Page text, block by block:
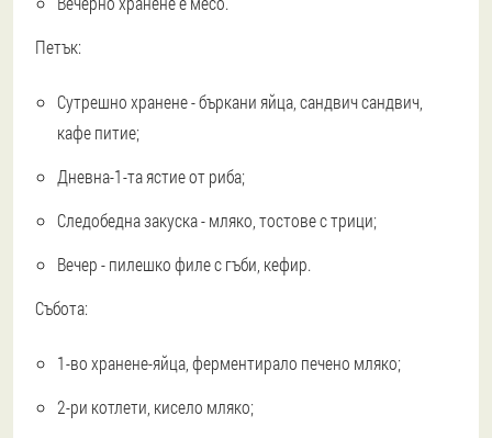
Петък:
Сутрешно хранене - бъркани яйца, сандвич сандвич,
кафе питие;
Дневна-1-та ястие от риба;
Следобедна закуска - мляко, тостове с трици;
Вечер - пилешко филе с гъби, кефир.
Събота:
1-во хранене-яйца, ферментирало печено мляко;
2-ри котлети, кисело мляко;